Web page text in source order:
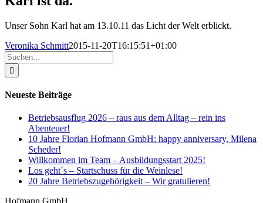
Unser Sohn Karl hat am 13.10.11 das Licht der Welt erblickt.
Veronika Schmitt2015-11-20T16:15:51+01:00
Suche
nach:
Neueste Beiträge
Betriebsausflug 2026 – raus aus dem Alltag – rein ins
Abenteuer!
10 Jahre Florian Hofmann GmbH: happy anniversary, Milena
Scheder!
Willkommen im Team – Ausbildungsstart 2025!
Los geht´s – Startschuss für die Weinlese!
20 Jahre Betriebszugehörigkeit – Wir gratulieren!